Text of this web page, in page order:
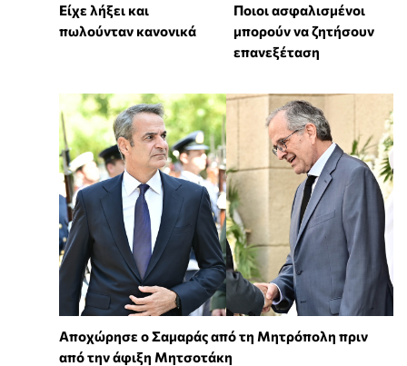
Είχε λήξει και
πωλούνταν κανονικά
Ποιοι ασφαλισμένοι
μπορούν να ζητήσουν
επανεξέταση
Αποχώρησε ο Σαμαράς από τη Μητρόπολη πριν
από την άφιξη Μητσοτάκη